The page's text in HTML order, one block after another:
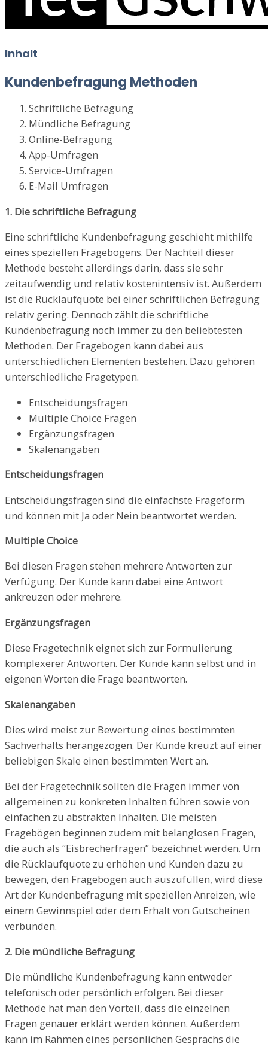
Inhalt
Kundenbefragung Methoden
Schriftliche Befragung
Mündliche Befragung
Online-Befragung
App-Umfragen
Service-Umfragen
E-Mail Umfragen
1. Die schriftliche Befragung
Eine schriftliche Kundenbefragung geschieht mithilfe
eines speziellen Fragebogens. Der Nachteil dieser
Methode besteht allerdings darin, dass sie sehr
zeitaufwendig und relativ kostenintensiv ist. Außerdem
ist die Rücklaufquote bei einer schriftlichen Befragung
relativ gering. Dennoch zählt die schriftliche
Kundenbefragung noch immer zu den beliebtesten
Methoden. Der Fragebogen kann dabei aus
unterschiedlichen Elementen bestehen. Dazu gehören
unterschiedliche Fragetypen.
Entscheidungsfragen
Multiple Choice Fragen
Ergänzungsfragen
Skalenangaben
Entscheidungsfragen
Entscheidungsfragen sind die einfachste Frageform
und können mit Ja oder Nein beantwortet werden.
Multiple Choice
Bei diesen Fragen stehen mehrere Antworten zur
Verfügung. Der Kunde kann dabei eine Antwort
ankreuzen oder mehrere.
Ergänzungsfragen
Diese Fragetechnik eignet sich zur Formulierung
komplexerer Antworten. Der Kunde kann selbst und in
eigenen Worten die Frage beantworten.
Skalenangaben
Dies wird meist zur Bewertung eines bestimmten
Sachverhalts herangezogen. Der Kunde kreuzt auf einer
beliebigen Skale einen bestimmten Wert an.
Bei der Fragetechnik sollten die Fragen immer von
allgemeinen zu konkreten Inhalten führen sowie von
einfachen zu abstrakten Inhalten. Die meisten
Fragebögen beginnen zudem mit belanglosen Fragen,
die auch als “Eisbrecherfragen” bezeichnet werden. Um
die Rücklaufquote zu erhöhen und Kunden dazu zu
bewegen, den Fragebogen auch auszufüllen, wird diese
Art der Kundenbefragung mit speziellen Anreizen, wie
einem Gewinnspiel oder dem Erhalt von Gutscheinen
verbunden.
2. Die mündliche Befragung
Die mündliche Kundenbefragung kann entweder
telefonisch oder persönlich erfolgen. Bei dieser
Methode hat man den Vorteil, dass die einzelnen
Fragen genauer erklärt werden können. Außerdem
kann im Rahmen eines persönlichen Gesprächs die